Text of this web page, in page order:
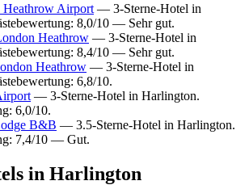
Heathrow Airport — 3-Sterne-Hotel in
8,0/10 — Sehr gut.
Heathrow — 3-Sterne-Hotel in
8,4/10 — Sehr gut.
Heathrow — 3-Sterne-Hotel in
6,8/10.
— 3-Sterne-Hotel in Harlington.
6,0/10.
B&B — 3.5-Sterne-Hotel in Harlington.
7,4/10 — Gut.
in Harlington